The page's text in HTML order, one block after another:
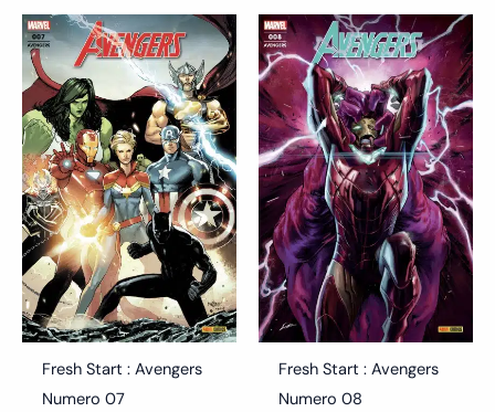
Fresh Start : Avengers
Numero 07
Fresh Start : Avengers
Numero 08